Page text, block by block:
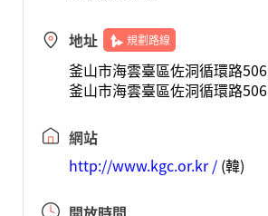
地址 規劃路線
釜山市海雲臺區佐洞循環路506
釜山市海雲臺區佐洞循環路506
網站
http://www.kgc.or.kr /(韓)